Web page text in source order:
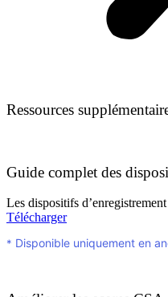
Ressources
Guide complet des
Les dispositifs
Télécharger
* Disponible uniquement en